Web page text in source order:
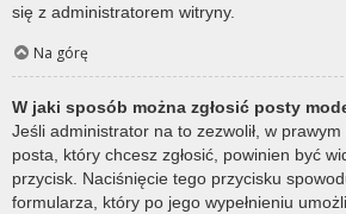
się z administratorem witryny.
Na górę
W jaki sposób można zgłosić posty
Jeśli administrator na to zezwolił, w
posta, który chcesz zgłosić, powinien być
przycisk. Naciśnięcie tego przycisku
formularza, który po jego wypełnieniu